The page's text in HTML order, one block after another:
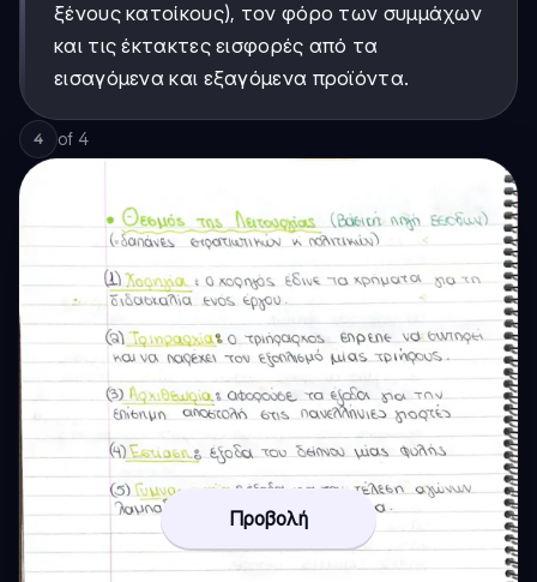
ξένους κατοίκους), τον φόρο των συμμάχων
και τις έκτακτες εισφορές από τα
εισαγόμενα και εξαγόμενα προϊόντα.
4 of 4
Προβολή